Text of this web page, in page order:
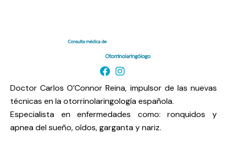
Doctor Carlos O’Connor Reina, impulsor de las nuevas
técnicas en la otorrinolaringología española.
Especialista en enfermedades como: ronquidos y
apnea del sueño, oídos, garganta y nariz.